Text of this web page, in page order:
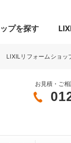
門まわり
プを探す
LIXILリフォームショッ
お見積・ご